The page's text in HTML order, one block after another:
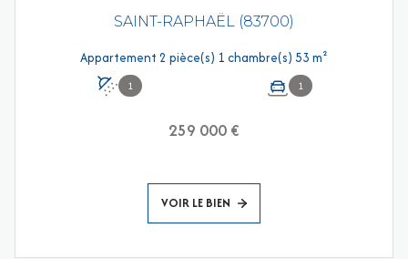
SAINT-RAPHAËL (83700)
Appartement 2 pièce(s) 1 chambre(s) 53 m²
1 1
259 000 €
VOIR LE BIEN